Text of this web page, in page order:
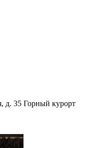
д. 35 Горный курорт